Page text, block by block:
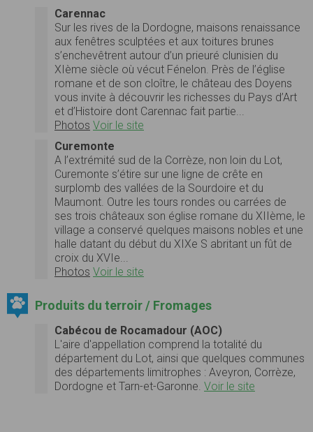
Carennac
Sur les rives de la Dordogne, maisons renaissance
aux fenêtres sculptées et aux toitures brunes
s’enchevêtrent autour d’un prieuré clunisien du
XIème siècle où vécut Fénelon. Près de l’église
romane et de son cloître, le château des Doyens
vous invite à découvrir les richesses du Pays d’Art
et d’Histoire dont Carennac fait partie...
Photos Voir le site
Curemonte
A l’extrémité sud de la Corrèze, non loin du Lot,
Curemonte s’étire sur une ligne de crête en
surplomb des vallées de la Sourdoire et du
Maumont. Outre les tours rondes ou carrées de
ses trois châteaux son église romane du XIIème, le
village a conservé quelques maisons nobles et une
halle datant du début du XIXe S abritant un fût de
croix du XVIe...
Photos Voir le site
Produits du terroir / Fromages
Cabécou de Rocamadour (AOC)
L'aire d'appellation comprend la totalité du
département du Lot, ainsi que quelques communes
des départements limitrophes : Aveyron, Corrèze,
Dordogne et Tarn-et-Garonne. Voir le site